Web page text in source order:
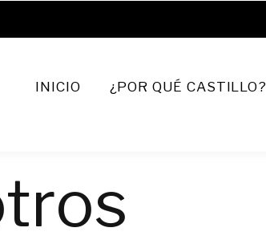
INICIO ¿POR QUÉ CASTILLO?